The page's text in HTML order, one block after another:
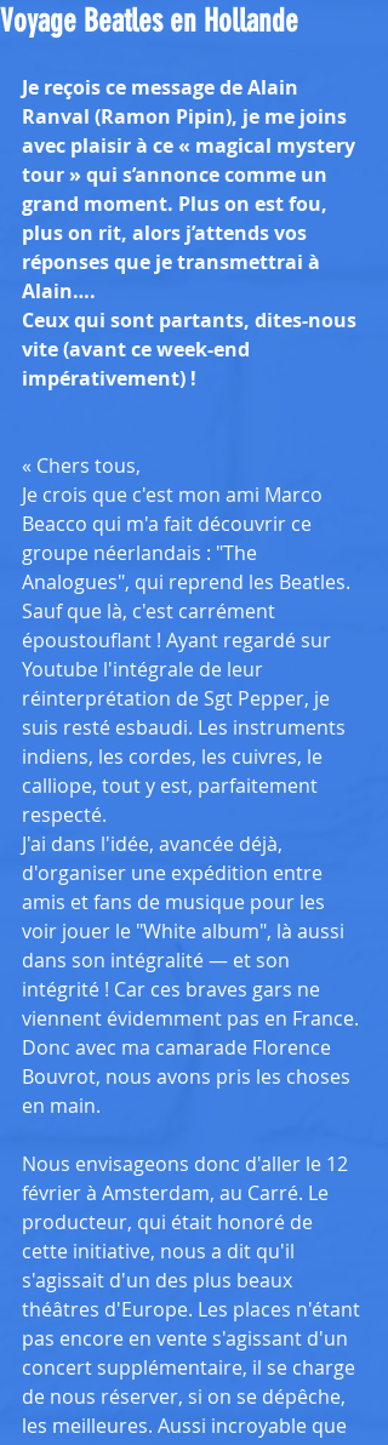
Voyage Beatles en Hollande
Je reçois ce message de Alain
Ranval (Ramon Pipin), je me joins
avec plaisir à ce « magical mystery
tour » qui s’annonce comme un
grand moment. Plus on est fou,
plus on rit, alors j’attends vos
réponses que je transmettrai à
Alain….
Ceux qui sont partants, dites-nous
vite (avant ce week-end
impérativement) !
« Chers tous,
Je crois que c'est mon ami Marco
Beacco qui m'a fait découvrir ce
groupe néerlandais : "The
Analogues", qui reprend les Beatles.
Sauf que là, c'est carrément
époustouflant ! Ayant regardé sur
Youtube l'intégrale de leur
réinterprétation de Sgt Pepper, je
suis resté esbaudi. Les instruments
indiens, les cordes, les cuivres, le
calliope, tout y est, parfaitement
respecté.
J'ai dans l'idée, avancée déjà,
d'organiser une expédition entre
amis et fans de musique pour les
voir jouer le "White album", là aussi
dans son intégralité — et son
intégrité ! Car ces braves gars ne
viennent évidemment pas en France.
Donc avec ma camarade Florence
Bouvrot, nous avons pris les choses
en main.
Nous envisageons donc d'aller le 12
février à Amsterdam, au Carré. Le
producteur, qui était honoré de
cette initiative, nous a dit qu'il
s'agissait d'un des plus beaux
théâtres d'Europe. Les places n'étant
pas encore en vente s'agissant d'un
concert supplémentaire, il se charge
de nous réserver, si on se dépêche,
les meilleures. Aussi incroyable que